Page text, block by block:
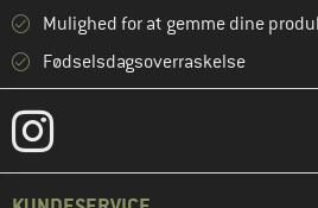
Mulighed for at gemme dine
Fødselsdagsoverraskelse